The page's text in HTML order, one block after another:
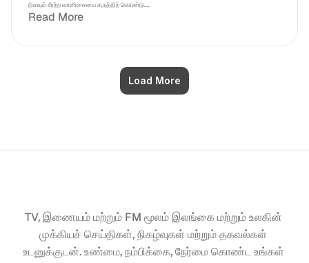
நிலவும் சீரற்ற வானிலையை கருத்திற் கொண்டு....
Read More
Load More
TV, இணையம் மற்றும் FM மூலம் இலங்கை மற்றும் உலகின்
முக்கியச் செய்திகள், நிகழ்வுகள் மற்றும் தகவல்கள்
உடனுக்குடன். உண்மை, நம்பிக்கை, நேர்மை கொண்ட உங்கள்